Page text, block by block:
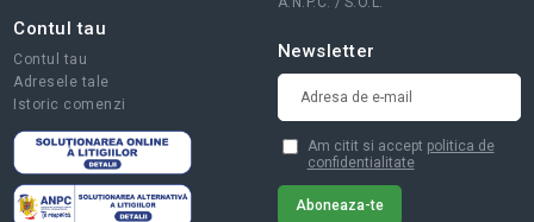
Contul tau
Contul tau
Adresele tale
Istoric comenzi
Newsletter
Am citit si accept politica de
confidentialitate